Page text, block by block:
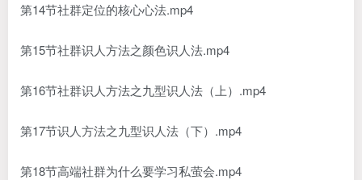
第14节社群定位的核心心法.mp4
第15节社群识人方法之颜色识人法.mp4
第16节社群识人方法之九型识人法（上）.mp4
第17节识人方法之九型识人法（下）.mp4
第18节高端社群为什么要学习私萤会.mp4